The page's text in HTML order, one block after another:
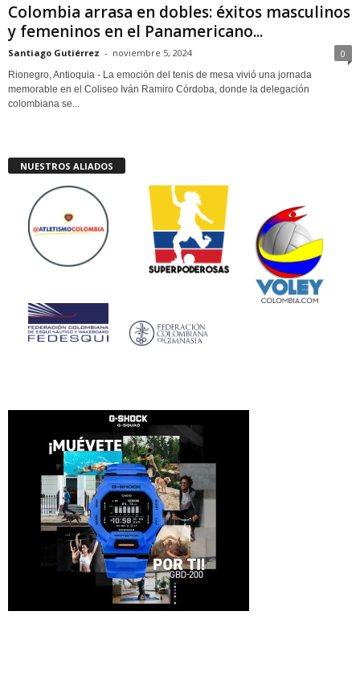
Colombia arrasa en dobles: éxitos masculinos
y femeninos en el Panamericano...
Santiago Gutiérrez - noviembre 5, 2024 0
Rionegro, Antioquia - La emoción del tenis de mesa vivió una jornada
memorable en el Coliseo Iván Ramiro Córdoba, donde la delegación
colombiana se...
NUESTROS ALIADOS